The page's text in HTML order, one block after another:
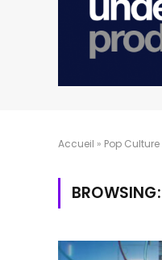
Accueil » Pop Culture
BROWSING: